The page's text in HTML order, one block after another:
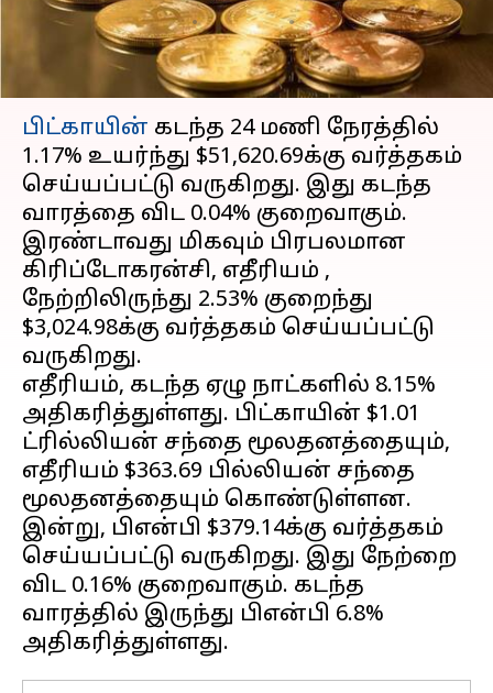
எழுதியவர் Sindhuja SM Feb 25, 2024 12:46 pm
செய்தி முன்னோட்டம்
பிட்காயின் கடந்த 24 மணி நேரத்தில்
1.17% உயர்ந்து $51,620.69க்கு வர்த்தகம்
செய்யப்பட்டு வருகிறது. இது கடந்த
வாரத்தை விட 0.04% குறைவாகும்.
இரண்டாவது மிகவும் பிரபலமான
கிரிப்டோகரன்சி, எதீரியம் ,
நேற்றிலிருந்து 2.53% குறைந்து
$3,024.98க்கு வர்த்தகம் செய்யப்பட்டு
வருகிறது.
எதீரியம், கடந்த ஏழு நாட்களில் 8.15%
அதிகரித்துள்ளது. பிட்காயின் $1.01
ட்ரில்லியன் சந்தை மூலதனத்தையும்,
எதீரியம் $363.69 பில்லியன் சந்தை
மூலதனத்தையும் கொண்டுள்ளன.
இன்று, பிஎன்பி $379.14க்கு வர்த்தகம்
செய்யப்பட்டு வருகிறது. இது நேற்றை
விட 0.16% குறைவாகும். கடந்த
வாரத்தில் இருந்து பிஎன்பி 6.8%